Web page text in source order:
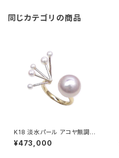
同じカテゴリの商品
K18 淡水パール アコヤ無調色
ベビーパール リング
¥473,000